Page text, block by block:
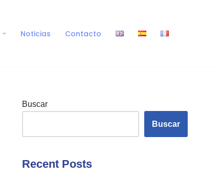
Noticias Contacto
Buscar
Buscar
Recent Posts